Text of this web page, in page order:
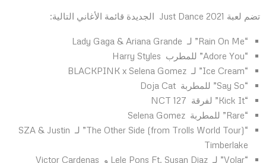
تضم لعبة Just Dance 2021 الجديدة قائمة الأغاني التالية:
“Rain On Me” لـ
“Adore You” للمطرب
“Ice Cream” لـ
“Say So” للمطربة
“Kick It” لفرقة
“Rare” للمطربة
“The Other Side (from Trolls World Tour)” لـ
SZA & Justin
Timberlake
“Volar” لـ